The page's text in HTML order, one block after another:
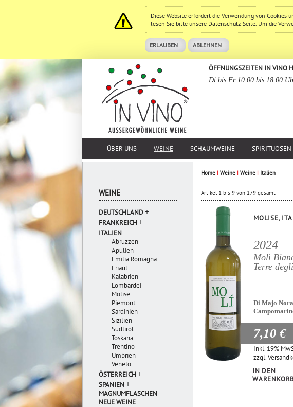
Diese Website erfordert die Verwendung von
lesen Sie bitte unsere Datenschutz-Seite. Um die
ERLAUBEN ABLEHNEN
ÖFFNUNGSZEITEN IN VINO
Di bis Fr 10.00 bis 18.00
ÜBER UNS WEINE SCHAUMWEINE SPIRITUOSEN
Home | Weine | Weine | Italien
Artikel 1 bis 9 von 179 gesamt
MOLISE,
2024
Molì
Terre
Di Majo
7,10 €
Inkl. 19%
zzgl.
IN DEN
WEINE
DEUTSCHLAND+
FRANKREICH+
ITALIEN -
Abruzzen
Apulien
Emilia Romagna
Friaul
Kalabrien
Lombardei
Molise
Piemont
Sardinien
Sizilien
Südtirol
Toskana
Trentino
Umbrien
Veneto
ÖSTERREICH+
SPANIEN+
MAGNUMFLASCHEN
NEUE WEINE